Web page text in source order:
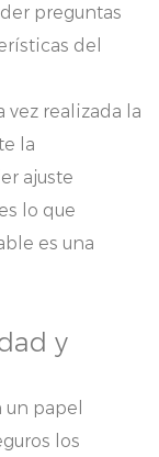
preguntas
del
vez realizada la
la
ajuste
lo que
es una
y
papel
los